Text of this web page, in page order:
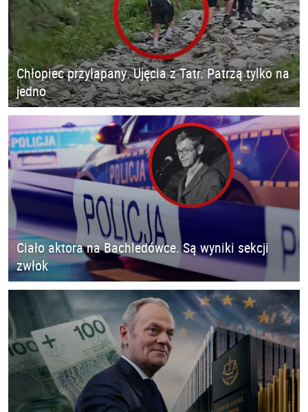
Chłopiec przyłapany. Ujęcia z Tatr. Patrzą tylko na
jedno
Ciało aktora na Bachledówce. Są wyniki sekcji
zwłok